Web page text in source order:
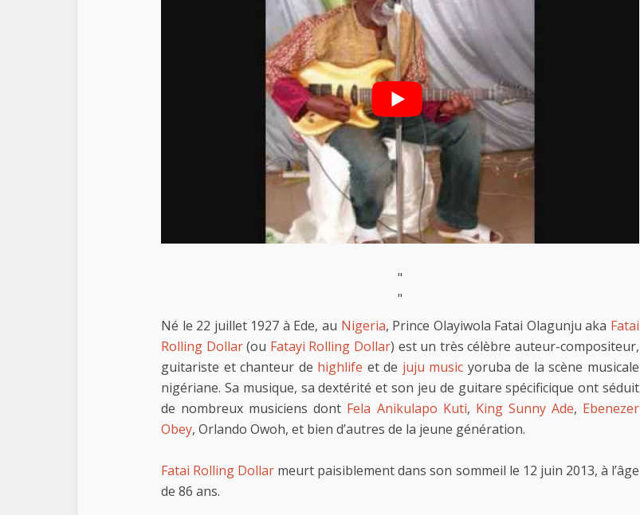
"
"
Né le 22 juillet 1927 à Ede, au Nigeria, Prince Olayiwola Fatai Olagunju aka Fatai
Rolling Dollar(ou Fatayi Rolling Dollar) est un très célèbre auteur-compositeur,
guitariste et chanteur de highlife et de juju music yoruba de la scène musicale
nigériane. Sa musique, sa dextérité et son jeu de guitare spécificique ont séduit
de nombreux musiciens dont Fela Anikulapo Kuti, King Sunny Ade, Ebenezer
Obey, Orlando Owoh, et bien d’autres de la jeune génération.
Fatai Rolling Dollar meurt paisiblement dans son sommeil le 12 juin 2013, à l’âge
de 86 ans.